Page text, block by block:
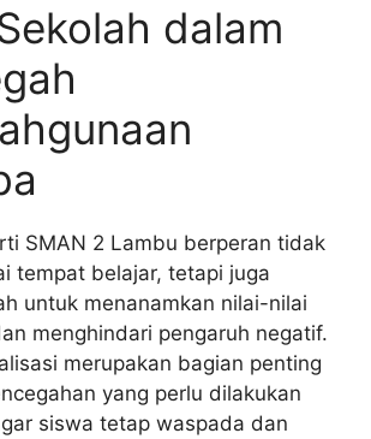
dalam
SMAN 2 Lambu berperan tidak
tempat belajar, tetapi juga
untuk menanamkan nilai-nilai
menghindari pengaruh negatif.
merupakan bagian penting
yang perlu dilakukan
siswa tetap waspada dan